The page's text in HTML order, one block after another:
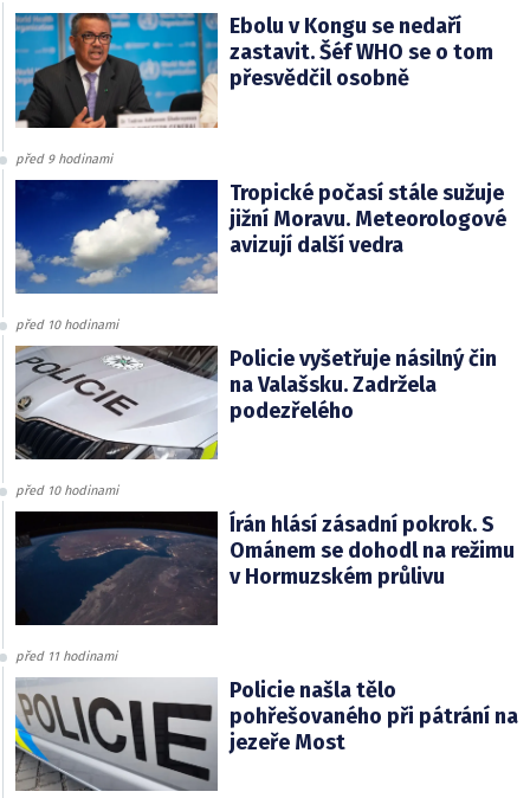
Ebolu v Kongu se nedaří
zastavit. Šéf WHO se o tom
přesvědčil osobně
před 9 hodinami
Tropické počasí stále sužuje
jižní Moravu. Meteorologové
avizují další vedra
před 10 hodinami
Policie vyšetřuje násilný čin
na Valašsku. Zadržela
podezřelého
před 10 hodinami
Írán hlásí zásadní pokrok. S
Ománem se dohodl na režimu
v Hormuzském průlivu
před 11 hodinami
Policie našla tělo
pohřešovaného při pátrání na
jezeře Most